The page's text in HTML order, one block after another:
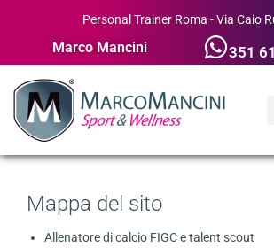
Personal Trainer Roma - Via Caio
Marco Mancini 351
Mappa del sito
Allenatore di calcio FIGC e talent scout